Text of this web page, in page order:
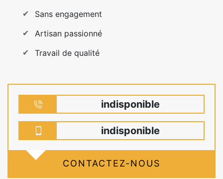
Sans engagement
Artisan passionné
Travail de qualité
indisponible
indisponible
CONTACTEZ-NOUS